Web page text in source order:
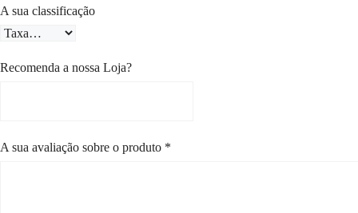
A sua classificação
Recomenda a nossa Loja?
A sua avaliação sobre o produto *